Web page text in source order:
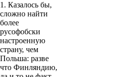
1. Казалось бы,
сложно найти
более
русофобски
настроенную
страну, чем
Польша: разве
что Финляндию,